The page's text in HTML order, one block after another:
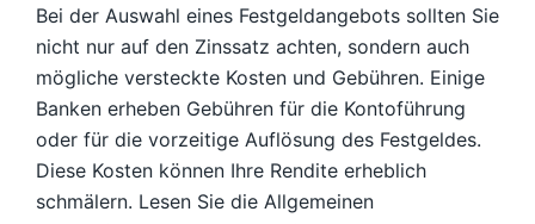
Bei der Auswahl eines Festgeldangebots sollten Sie
nicht nur auf den Zinssatz achten, sondern auch
mögliche versteckte Kosten und Gebühren. Einige
Banken erheben Gebühren für die Kontoführung
oder für die vorzeitige Auflösung des Festgeldes.
Diese Kosten können Ihre Rendite erheblich
schmälern. Lesen Sie die Allgemeinen